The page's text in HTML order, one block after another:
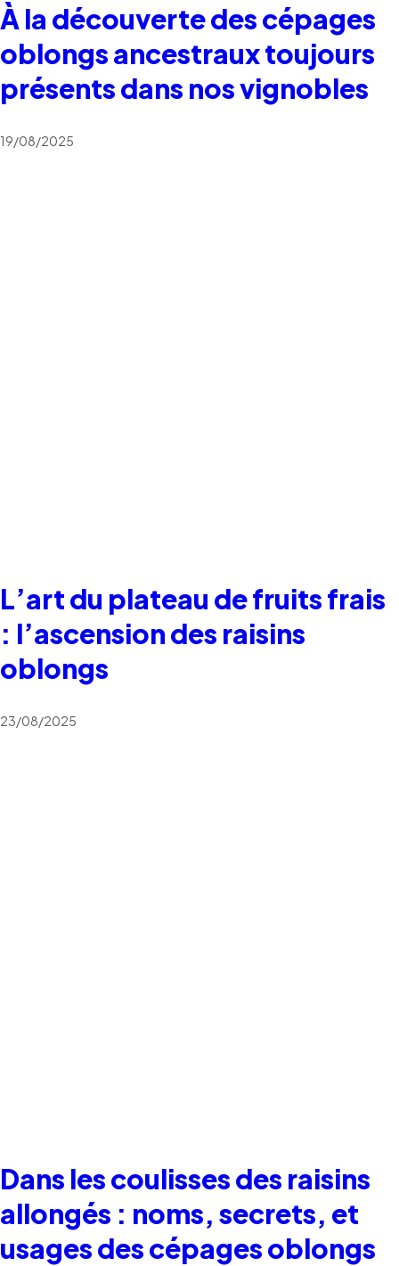
À la découverte des cépages
oblongs ancestraux toujours
présents dans nos vignobles
19/08/2025
L’art du plateau de fruits frais
: l’ascension des raisins
oblongs
23/08/2025
Dans les coulisses des raisins
allongés : noms, secrets, et
usages des cépages oblongs